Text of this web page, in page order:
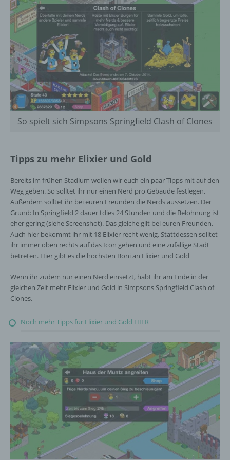
So spielt sich Simpsons Springfield Clash of Clones
Tipps zu mehr Elixier und Gold
Bereits im frühen Stadium wollen wir euch ein paar Tipps mit auf den
Weg geben. So solltet ihr nur einen Nerd pro Gebäude festlegen.
Außerdem solltet ihr bei euren Freunden die Nerds aussetzen. Der
Grund: In Springfield 2 dauer tdies 24 Stunden und die Belohnung ist
eher gering (siehe Screenshot). Das gleiche gilt bei euren Freunden.
Auch hier bekommt ihr mit 18 Elixier recht wenig. Stattdessen solltet
ihr immer oben rechts auf das Icon gehen und eine zufällige Stadt
betreten. Hier gibt es die höchsten Boni an Elixier und Gold
Wenn ihr zudem nur einen Nerd einsetzt, habt ihr am Ende in der
gleichen Zeit mehr Elixier und Gold in Simpsons Springfield Clash of
Clones.
Noch mehr Tipps für Elixier und Gold HIER